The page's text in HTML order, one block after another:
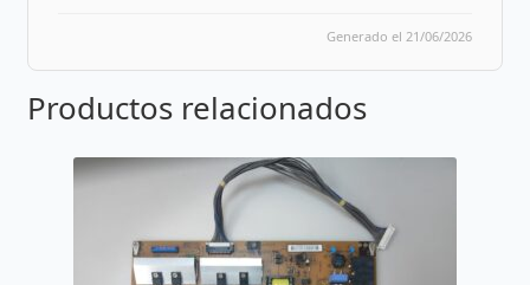
Generado el 21/06/2026
Productos relacionados